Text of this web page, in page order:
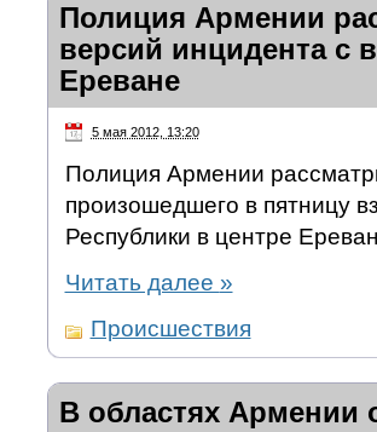
Полиция Армении
версий инцидента
Ереване
5 мая 2012, 13:20
Полиция Армении
произошедшего в пятницу
Республики в центре
Читать далее »
Происшествия
В областях Армении